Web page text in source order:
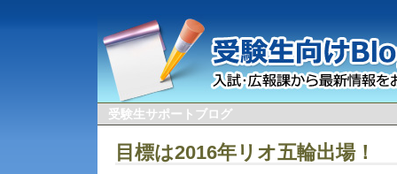
受験生サポートブログ
目標は2016年リオ五輪出場！